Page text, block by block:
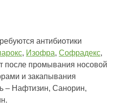
антибиотики
, Изофра, Софрадекс,
после промывания носовой
и закапывания
– Нафтизин, Санорин,